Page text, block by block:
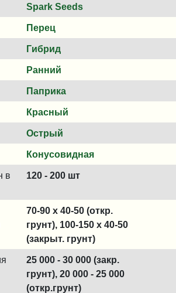
Spark Seeds
Перец
Гибрид
Ранний
Паприка
Красный
Острый
Конусовидная
в
120 - 200 шт
70-90 x 40-50 (откр.
грунт), 100-150 x 40-50
(закрыт. грунт)
25 000 - 30 000 (закр.
грунт), 20 000 - 25 000
(откр.грунт)